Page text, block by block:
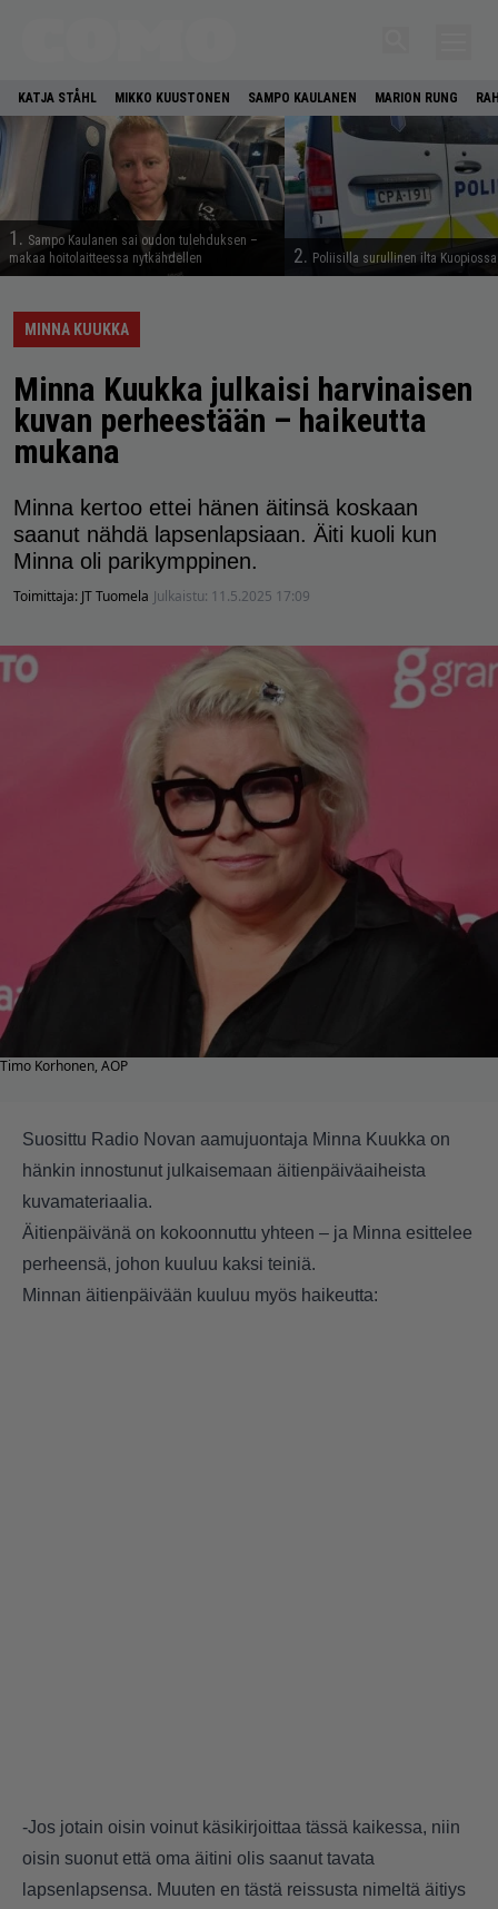
KATJA STÅHL MIKKO KUUSTONEN SAMPO KAULANEN MARION RUNG
1. Sampo Kaulanen sai oudon tulehduksen –
makaa hoitolaitteessa nytkähdellen
2. Poliisilla surullinen ilta
MINNA KUUKKA
Minna Kuukka julkaisi harvinaisen
kuvan perheestään – haikeutta
mukana
Minna kertoo ettei hänen äitinsä koskaan
saanut nähdä lapsenlapsiaan. Äiti kuoli kun
Minna oli parikymppinen.
Toimittaja: JT Tuomela Julkaistu: 11.5.2025 17:09
Timo Korhonen, AOP
Suosittu Radio Novan aamujuontaja Minna Kuukka on
hänkin innostunut julkaisemaan äitienpäiväaiheista
kuvamateriaalia.
Äitienpäivänä on kokoonnuttu yhteen – ja Minna esittelee
perheensä, johon kuuluu kaksi teiniä.
Minnan äitienpäivään kuuluu myös haikeutta:
-Jos jotain oisin voinut käsikirjoittaa tässä kaikessa, niin
oisin suonut että oma äitini olis saanut tavata
lapsenlapsensa. Muuten en tästä reissusta nimeltä äitiys